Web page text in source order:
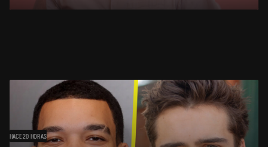
HACE 20 HORAS